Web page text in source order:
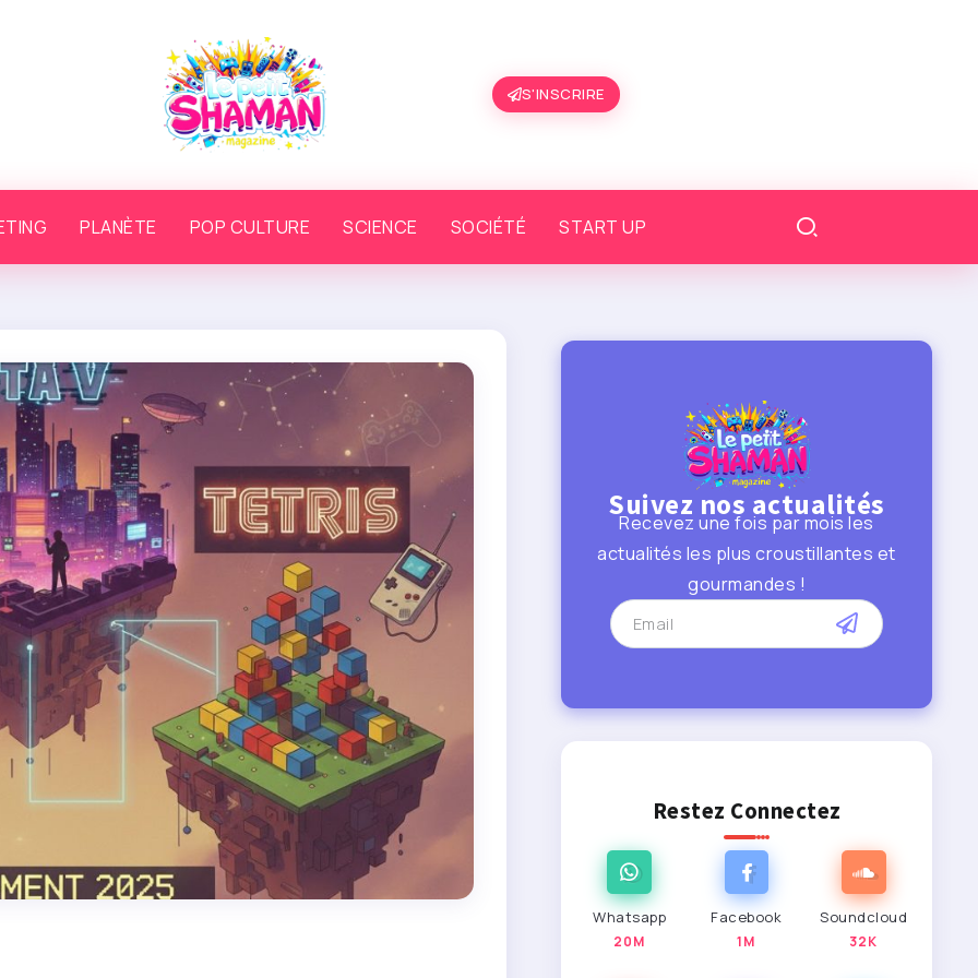
S'INSCRIRE
PLANÈTE POP CULTURE SCIENCE SOCIÉTÉ START UP
Suivez nos actualités
Recevez une fois par mois les
actualités les plus croustillantes et
gourmandes !
Restez Connectez
Whatsapp
20M
Facebook
1M
Soundcloud
32K